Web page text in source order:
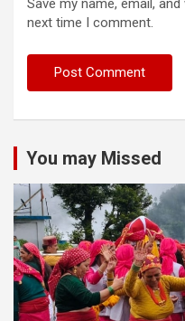
Save my name, email,
next time I comment.
You may Missed